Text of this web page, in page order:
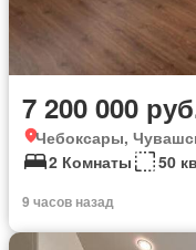
7 200 000
Чебоксары,
2 Комнаты
50
9 часов назад